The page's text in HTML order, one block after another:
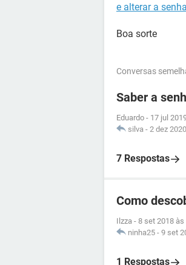
e alterar a
Boa sorte
Conversas
Saber a
Eduardo - 17 jul
silva - 2 dez
7 Respostas
Como
Ilzza - 8 set 2018 às
ninha25 - 9 set
1 Respostas